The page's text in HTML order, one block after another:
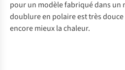
pour un modèle fabriqué dans un
doublure en polaire est très
encore mieux la chaleur.